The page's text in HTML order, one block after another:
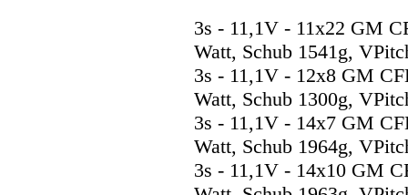
3s - 11,1V - 11x22 GM
Watt, Schub 1541g,
3s - 11,1V - 12x8 GM
Watt, Schub 1300g,
3s - 11,1V - 14x7 GM
Watt, Schub 1964g,
3s - 11,1V - 14x10 GM